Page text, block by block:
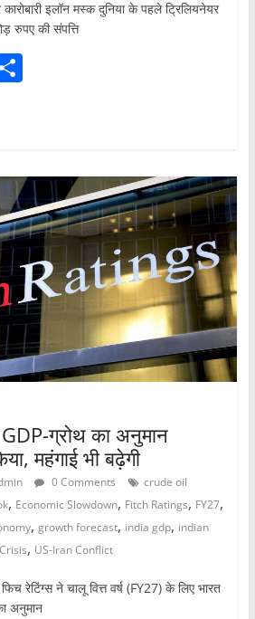
इलॉन मस्क दुनिया के पहले ट्रिलियनेयर
रुपए की संपत्ति
S
ग्रोथ का अनुमान
महंगाई भी बढ़ेगी
0 Comments
crude oil
, Economic Slowdown, Fitch Ratings, FY27,
, growth forecast, india gdp, indian
, US-Iran Conflict
रेटिंग्स ने चालू वित्त वर्ष (FY27) के लिए भारत
अनुमान